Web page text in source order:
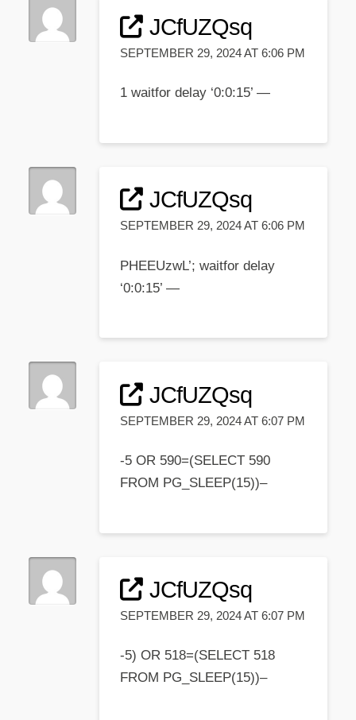
JCfUZQsq
SEPTEMBER 29, 2024 AT 6:06 PM
1 waitfor delay ‘0:0:15’ —
JCfUZQsq
SEPTEMBER 29, 2024 AT 6:06 PM
PHEEUzwL’; waitfor delay
‘0:0:15’ —
JCfUZQsq
SEPTEMBER 29, 2024 AT 6:07 PM
-5 OR 590=(SELECT 590
FROM PG_SLEEP(15))–
JCfUZQsq
SEPTEMBER 29, 2024 AT 6:07 PM
-5) OR 518=(SELECT 518
FROM PG_SLEEP(15))–